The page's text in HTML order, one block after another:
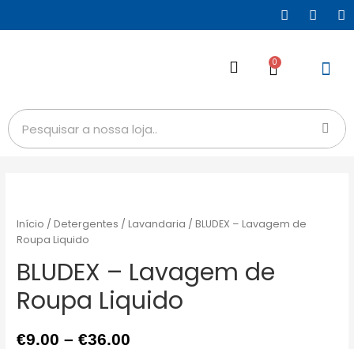
0
Início /Detergentes /Lavandaria / BLUDEX – Lavagem de
Roupa Liquido
BLUDEX – Lavagem de
Roupa Liquido
€9.00 –€36.00